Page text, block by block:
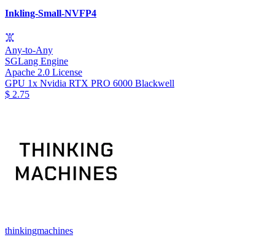
Inkling-Small-NVFP4
Any-to-Any
SGLang Engine
Apache 2.0 License
GPU 1x Nvidia RTX PRO 6000 Blackwell
$ 2.75
thinkingmachines